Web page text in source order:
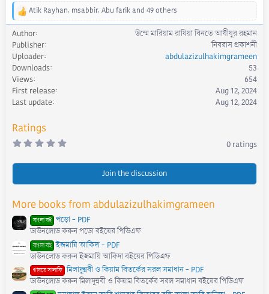
R
e
a
c
t
i
o
n
s
Atik Rayhan, msabbir, Abu farikand 49 others
Author
উম্মে মারিয়াম রাযিয়া বিনতে আযীযুর রহমান
Publisher
নিবরাস প্রকাশনী
Uploader
abdulazizulhakimgrameen
Downloads
53
Views
654
First release
Aug 12, 2024
Last update
Aug 12, 2024
Ratings
0
0
(
)
0 ratings
Join the discussion
More books from abdulazizulhakimgrameen
বাংলা বই পড়ো - PDF
ডাউনলোড করুন পড়ো বইয়ের পিডিএফ
বাংলা বই ইজমায়ি আকিদা - PDF
ডাউনলোড করুন ইজমায়ি আকিদা বইয়ের পিডিএফ
গায়রে সালাফি মিলাদুন্নবী ও কিয়াম বিতর্কের সরল সমাধান - PDF
ডাউনলোড করুন মিলাদুন্নবী ও কিয়াম বিতর্কের সরল সমাধান বইয়ের পিডিএফ